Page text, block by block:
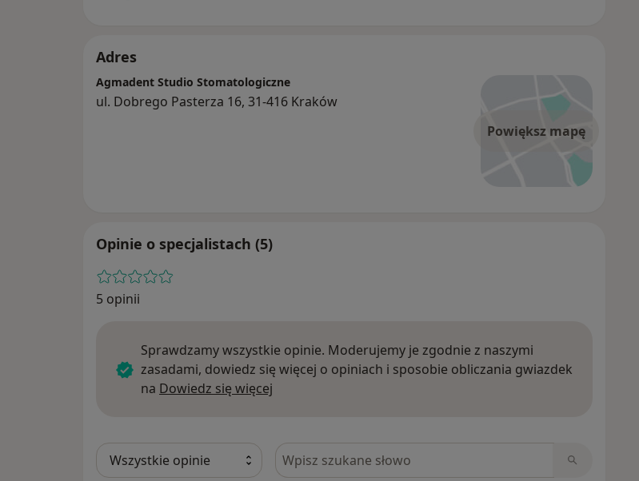
Adres
Powiększ mapę
Agmadent Studio Stomatologiczne
ul. Dobrego Pasterza 16, 31-416 Kraków
Opinie o specjalistach (5)
5 opinii
Sprawdzamy wszystkie opinie. Moderujemy je zgodnie z naszymi
zasadami, dowiedz się więcej o opiniach i sposobie obliczania gwiazdek
na Dowiedz się więcej
Szukaj w opiniach